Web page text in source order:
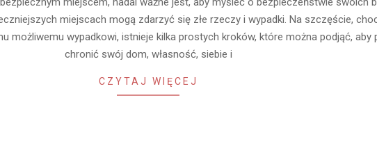
miejscach mogą zdarzyć się złe rzeczy i wypadki. Na szczęście,
możliwemu wypadkowi, istnieje kilka prostych kroków, które można podjąć, aby
chronić swój dom, własność, siebie i
CZYTAJ WIĘCEJ